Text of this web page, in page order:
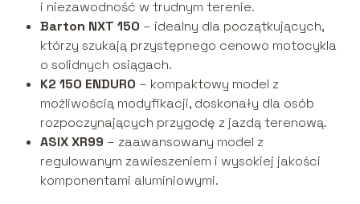
i niezawodność w trudnym terenie.
Barton NXT 150 – idealny dla początkujących,
którzy szukają przystępnego cenowo motocykla
o solidnych osiągach.
K2 150 ENDURO – kompaktowy model z
możliwością modyfikacji, doskonały dla osób
rozpoczynających przygodę z jazdą terenową.
ASIX XR99 – zaawansowany model z
regulowanym zawieszeniem i wysokiej jakości
komponentami aluminiowymi.